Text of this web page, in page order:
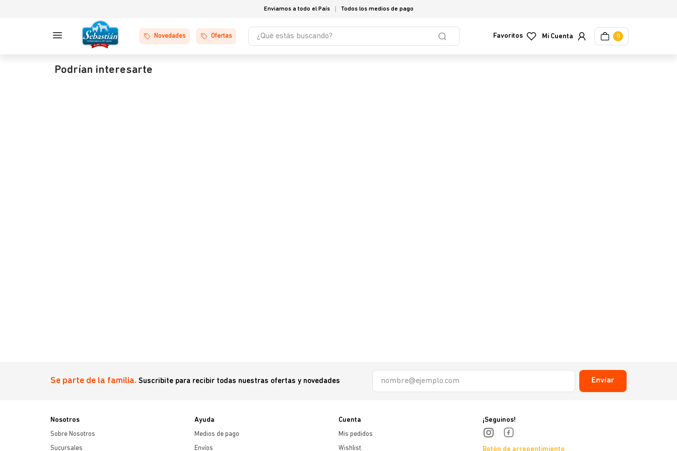
Enviamos a todo el País Todos los medios de pago
Novedades Ofertas
¿Qué estás buscando?
Favoritos 0
Podrían interesarte
Se parte de la familia. Suscribite para recibir todas nuestras ofertas y novedades Enviar
Nosotros
Sobre Nosotros
Sucursales
Ayuda
Medios de pago
Envíos
Cuenta
Mis pedidos
Wishlist
¡Seguinos!
Botón de arrepentimiento